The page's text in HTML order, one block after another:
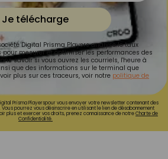
Je télécharge
Digital Prisma Players analyse le taux
pour mesurer et optimiser les performances des
savoir si vous ouvrez les courriels, l'heure à
que des informations sur le terminal que
plus sur ces traceurs, voir notre politique de
Prisma Playerspour vous envoyer votre newsletter contenant des
pourrez vous désinscrire en utilisant le lien de désabonnement
plus et exercer vos droits, prenez connaissance de notreCharte de
Confidentialité.